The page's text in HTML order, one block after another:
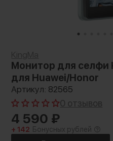
Монитор для селфи
для Huawei/Honor
Артикул: 82565
0 отзывов
4 590 ₽
+ 142 Бонусных рублей